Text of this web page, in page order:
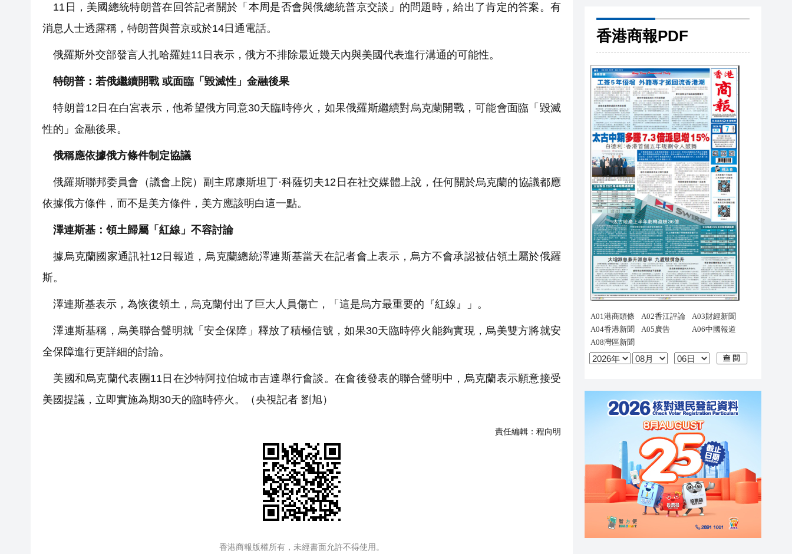
11日，美國總統特朗普在回答記者關於「本周是否會與俄總統普京交談」的問題時，給出了肯定的答案。有
消息人士透露稱，特朗普與普京或於14日通電話。
俄羅斯外交部發言人扎哈羅娃11日表示，俄方不排除最近幾天內與美國代表進行溝通的可能性。
特朗普：若俄繼續開戰 或面臨「毀滅性」金融後果
特朗普12日在白宮表示，他希望俄方同意30天臨時停火，如果俄羅斯繼續對烏克蘭開戰，可能會面臨「毀滅
性的」金融後果。
俄稱應依據俄方條件制定協議
俄羅斯聯邦委員會（議會上院）副主席康斯坦丁·科薩切夫12日在社交媒體上說，任何關於烏克蘭的協議都應
依據俄方條件，而不是美方條件，美方應該明白這一點。
澤連斯基：領土歸屬「紅線」不容討論
據烏克蘭國家通訊社12日報道，烏克蘭總統澤連斯基當天在記者會上表示，烏方不會承認被佔領土屬於俄羅
斯。
澤連斯基表示，為恢復領土，烏克蘭付出了巨大人員傷亡，「這是烏方最重要的『紅線』」。
澤連斯基稱，烏美聯合聲明就「安全保障」釋放了積極信號，如果30天臨時停火能夠實現，烏美雙方將就安
全保障進行更詳細的討論。
美國和烏克蘭代表團11日在沙特阿拉伯城市吉達舉行會談。在會後發表的聯合聲明中，烏克蘭表示願意接受
美國提議，立即實施為期30天的臨時停火。（央視記者 劉旭）
責任編輯： 程向明
香港商報版權所有，未經書面允許不得使用。
香港商報PDF